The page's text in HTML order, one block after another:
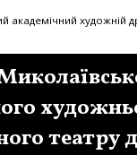
академічний художній
театру